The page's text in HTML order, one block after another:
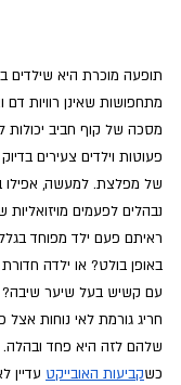
תופעה מוכרת היא שילדים
מתחפושות שאינן רוויות דם
מסכה של קוף חביב
פעוטות וילדים צעירים
של מפלצת. למעשה, אפילו
נבהלים לפעמים
ראיתם פעם ילד מפוחד
באופן בולט? או ילדה
עם קשיש בעל שיער
חריג גורמת לאי נוחות
שלהם לזה היא פחד ובהלה.
כשקביעות האובייקט עדיין